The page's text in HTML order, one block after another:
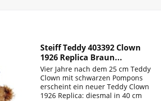
Steiff Teddy 403392 Clown
1926 Replica Braun...
Vier Jahre nach dem 25 cm Teddy
Clown mit schwarzen Pompons
erscheint ein neuer Teddy Clown
1926 Replica: diesmal in 40 cm